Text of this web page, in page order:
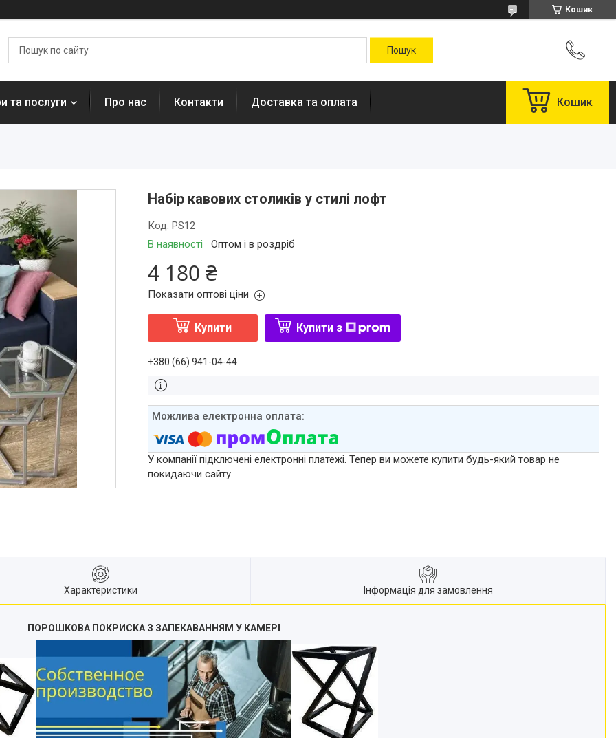
Кошик
та послуги Про нас Контакти Доставка та оплата Кошик
Набір кавових столиків у стилі лофт
В наявності Оптом і в роздріб
Код: PS12
4 180 ₴
Показати оптові ціни
Купити Купити з
+380 (66) 941-04-44
У компанії підключені електронні платежі. Тепер ви можете купити будь-який товар не
покидаючи сайту.
Характеристики Інформація для замовлення
ПОРОШКОВА ПОКРИСКА З ЗАПЕКАВАННЯМ У КАМЕРІ